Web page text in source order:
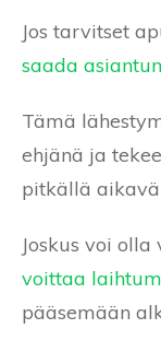
Jos tarvitset
saada
Tämä
ehjänä ja tekee
pitkällä
Joskus voi
voittaa
pääsemään